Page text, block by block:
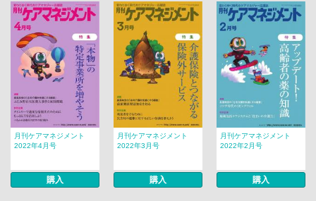
月刊ケアマネジメント
2022年4月号
購入
月刊ケアマネジメント
2022年3月号
購入
月刊ケアマネジメント
2022年2月号
購入